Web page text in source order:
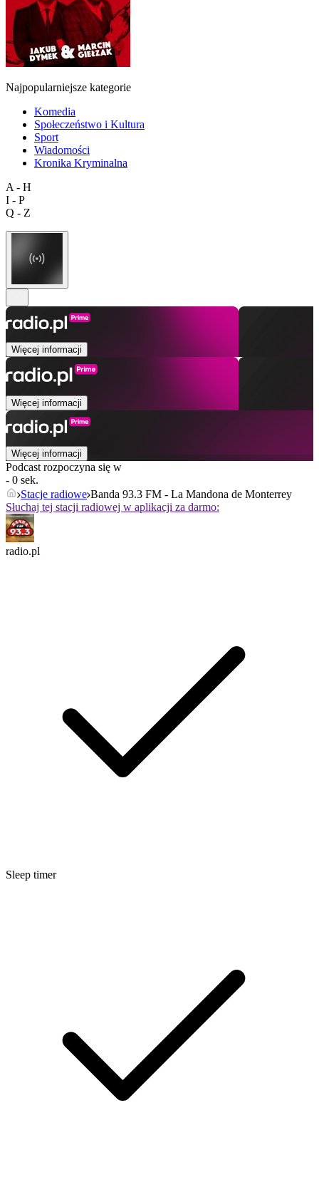
Najpopularniejsze kategorie
Komedia
Społeczeństwo i Kultura
Sport
Wiadomości
Kronika Kryminalna
A - H
I - P
Q - Z
Więcej informacji
Więcej informacji
Więcej informacji
Podcast rozpoczyna się w
- 0 sek.
Stacje radiowe Banda 93.3 FM - La Mandona de Monterrey
Słuchaj tej stacji radiowej w aplikacji za darmo:
radio.pl
Sleep timer